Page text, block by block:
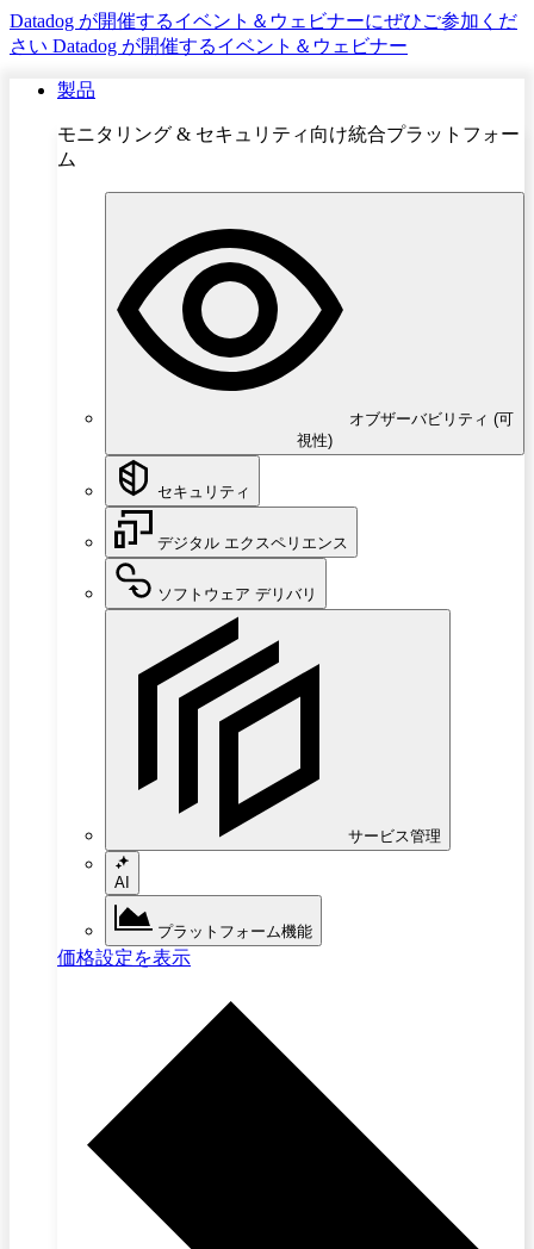
Datadog が開催するイベント＆ウェビナーにぜひご参加くだ
さい Datadog が開催するイベント＆ウェビナー
製品
モニタリング & セキュリティ向け統合プラットフォー
ム
オブザーバビリティ (可
視性)
セキュリティ
デジタル エクスペリエンス
ソフトウェア デリバリ
サービス管理
AI
プラットフォーム機能
価格設定を表示